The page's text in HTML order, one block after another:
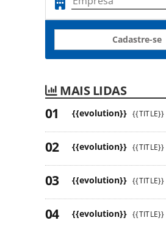
Cadastre-se
MAIS LIDAS
{{evolution}} {{TITLE}}
{{evolution}} {{TITLE}}
{{evolution}} {{TITLE}}
{{evolution}} {{TITLE}}